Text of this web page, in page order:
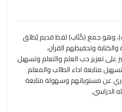
وهو جمع (كُتَاب) لفظ قديم يُطلق
وتحفيظهم القرآن،
على تعزيز حب العلم والتعلم وتسهيل
متابعة اداء الطالب والمعلم
عن مستوياتهم وسهولة متابعة
الدراسي.